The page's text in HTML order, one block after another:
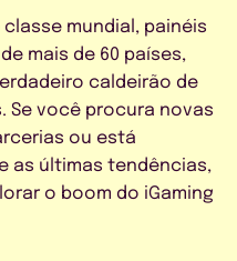
de
mundial, painéis
mais de 60 países,
caldeirão de
Se você procura novas
ou está
as últimas tendências,
o boom do iGaming